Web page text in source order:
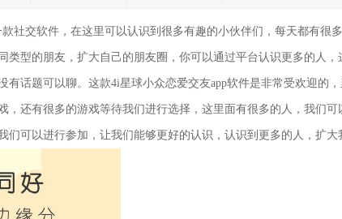
款社交软件，在这里可以认识到很多有趣的小伙伴们，每天都有很
类型的朋友，扩大自己的朋友圈，你可以通过平台认识更多的人，
有话题可以聊。这款4i星球小众恋爱交友app软件是非常受欢迎的
，还有很多的游戏等待我们进行选择，这里面有很多的人，我们可
们可以进行参加，让我们能够更好的认识，认识到更多的人，扩大